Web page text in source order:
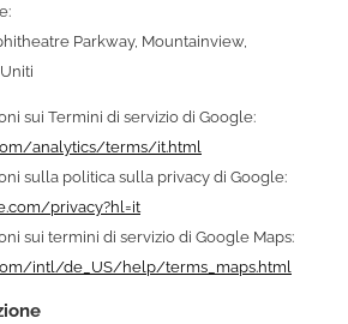
Parkway, Mountainview,
sui Termini di servizio di Google:
analytics/terms/it.html
sulla politica sulla privacy di Google:
privacy?hl=it
sui termini di servizio di Google Maps:
intl/de_US/help/terms_maps.html